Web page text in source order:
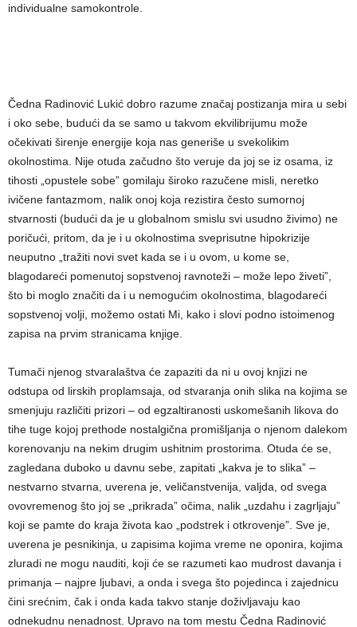
individualne samokontrole.
Čedna Radinović Lukić dobro razume značaj postizanja mira u sebi
i oko sebe, budući da se samo u takvom ekvilibrijumu može
očekivati širenje energije koja nas generiše u svekolikim
okolnostima. Nije otuda začudno što veruje da joj se iz osama, iz
tihosti „opustele sobe” gomilaju široko razučene misli, neretko
ivičene fantazmom, nalik onoj koja rezistira često sumornoj
stvarnosti (budući da je u globalnom smislu svi usudno živimo) ne
poričući, pritom, da je i u okolnostima sveprisutne hipokrizije
neuputno „tražiti novi svet kada se i u ovom, u kome se,
blagodareći pomenutoj sopstvenoj ravnoteži – može lepo živeti”,
što bi moglo značiti da i u nemogućim okolnostima, blagodareći
sopstvenoj volji, možemo ostati Mi, kako i slovi podno istoimenog
zapisa na prvim stranicama knjige.
Tumači njenog stvaralaštva će zapaziti da ni u ovoj knjizi ne
odstupa od lirskih proplamsaja, od stvaranja onih slika na kojima se
smenjuju različiti prizori – od egzaltiranosti uskomešanih likova do
tihe tuge kojoj prethode nostalgična promišljanja o njenom dalekom
korenovanju na nekim drugim ushitnim prostorima. Otuda će se,
zagledana duboko u davnu sebe, zapitati „kakva je to slika” –
nestvarno stvarna, uverena je, veličanstvenija, valjda, od svega
ovovremenog što joj se „prikrada” očima, nalik „uzdahu i zagrljaju”
koji se pamte do kraja života kao „podstrek i otkrovenje”. Sve je,
uverena je pesnikinja, u zapisima kojima vreme ne oponira, kojima
zluradi ne mogu nauditi, koji će se razumeti kao mudrost davanja i
primanja – najpre ljubavi, a onda i svega što pojedinca i zajednicu
čini srećnim, čak i onda kada takvo stanje doživljavaju kao
odnekudnu nenadnost. Upravo na tom mestu Čedna Radinović